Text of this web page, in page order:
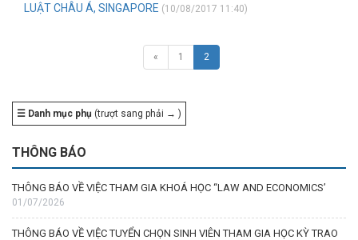
LUẬT CHÂU Á, SINGAPORE (10/08/2017 11:40)
« 1 2
☰ Danh mục phụ (trượt sang phải → )
THÔNG BÁO
THÔNG BÁO VỀ VIỆC THAM GIA KHOÁ HỌC “LAW AND ECONOMICS’
01/07/2026
THÔNG BÁO VỀ VIỆC TUYỂN CHỌN SINH VIÊN THAM GIA HỌC KỲ TRAO